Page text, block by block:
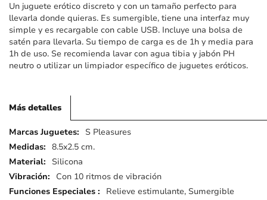
Un juguete erótico discreto y con un tamaño perfecto para
llevarla donde quieras. Es sumergible, tiene una interfaz muy
simple y es recargable con cable USB. Incluye una bolsa de
satén para llevarla. Su tiempo de carga es de 1h y media para
1h de uso. Se recomienda lavar con agua tibia y jabón PH
neutro o utilizar un limpiador específico de juguetes eróticos.
Más detalles
Más
detalles
S Pleasures
8.5x2.5 cm.
Silicona
Con 10 ritmos de vibración
Relieve estimulante, Sumergible